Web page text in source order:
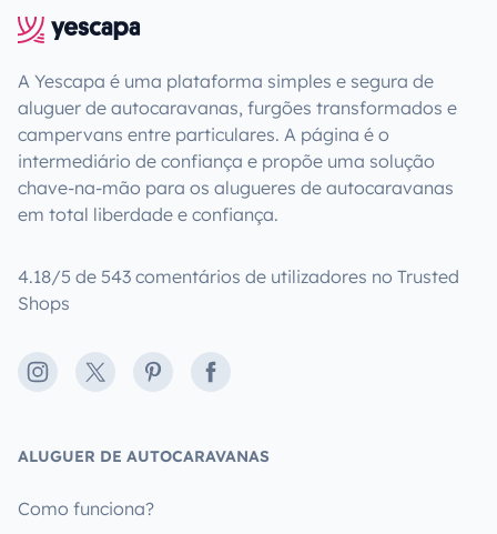
A Yescapa é uma plataforma simples e segura de
aluguer de autocaravanas, furgões transformados e
campervans entre particulares. A página é o
intermediário de confiança e propõe uma solução
chave-na-mão para os alugueres de autocaravanas
em total liberdade e confiança.
4.18/5 de 543 comentários de utilizadores no Trusted
Shops
Instagram
X PinterestFacebook
ALUGUER DE AUTOCARAVANAS
Como funciona?